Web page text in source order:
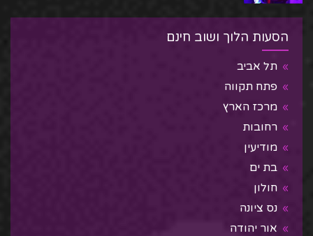
הסעות הלוך ושוב חינם
תל אביב
פתח תקווה
מרכז הארץ
רחובות
מודיעין
בת ים
חולון
נס ציונה
אור יהודה